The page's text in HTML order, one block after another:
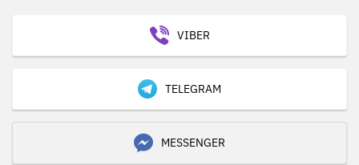
VIBER
TELEGRAM
MESSENGER